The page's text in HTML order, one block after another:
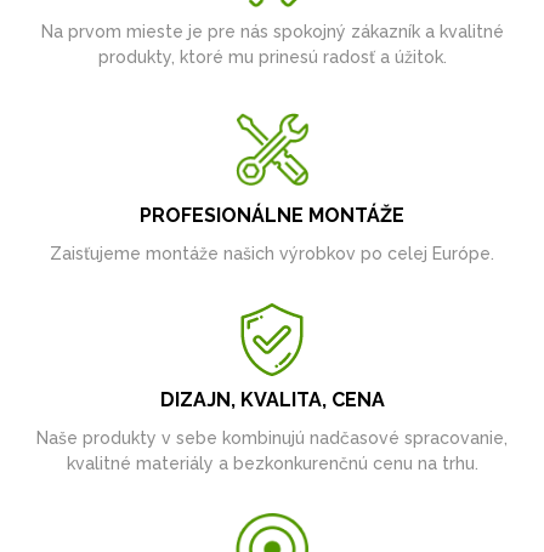
Na prvom mieste je pre nás spokojný zákazník a kvalitné
produkty, ktoré mu prinesú radosť a úžitok.
PROFESIONÁLNE MONTÁŽE
Zaisťujeme montáže našich výrobkov po celej Európe.
DIZAJN, KVALITA, CENA
Naše produkty v sebe kombinujú nadčasové spracovanie,
kvalitné materiály a bezkonkurenčnú cenu na trhu.